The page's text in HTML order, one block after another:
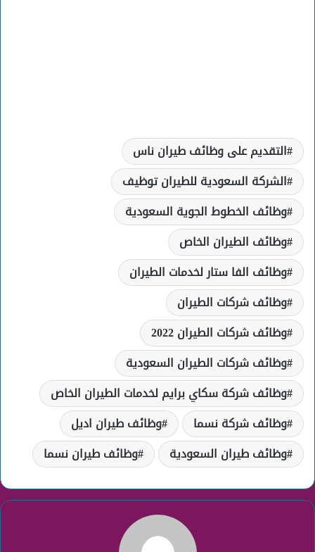
التقديم على وظائف طيران ناس
الشركة السعودية للطيران توظيف
وظائف الخطوط الجوية السعودية
وظائف الطيران الخاص
وظائف الفا ستار لخدمات الطيران
وظائف شركات الطيران
وظائف شركات الطيران 2022
وظائف شركات الطيران السعودية
وظائف شركة سكاي برايم لخدمات الطيران الخاص
وظائف شركة نسما
وظائف طيران اديل
وظائف طيران السعودية
وظائف طيران نسما